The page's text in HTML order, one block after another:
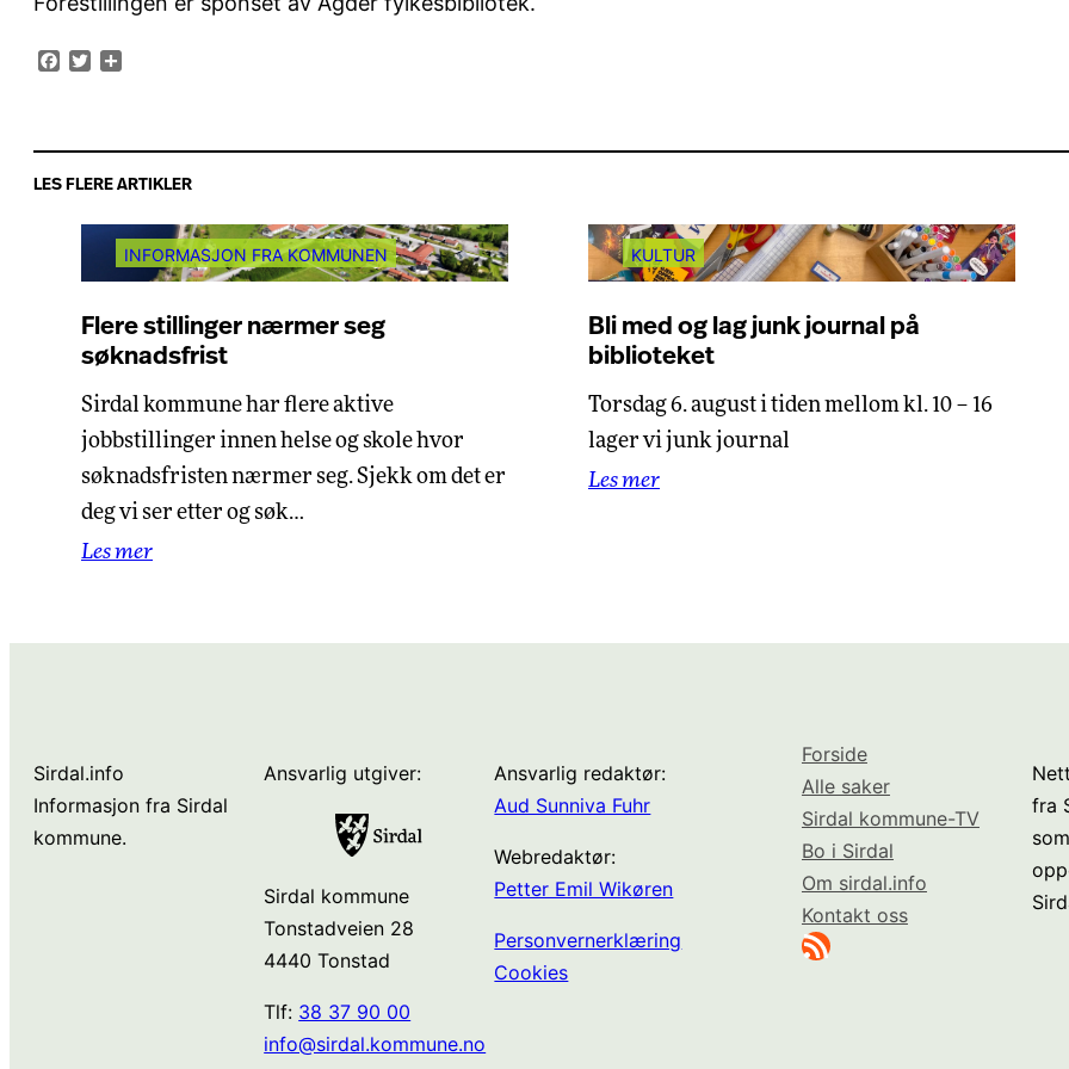
Facebook
Twitter
LES FLERE ARTIKLER
INFORMASJON FRA KOMMUNEN
Flere stillinger nærmer seg
søknadsfrist
Sirdal kommune har flere aktive
jobbstillinger innen helse og skole hvor
søknadsfristen nærmer seg. Sjekk om det er
deg vi ser etter og søk…
Les mer
KULTUR
Bli med og lag junk journal på
biblioteket
Torsdag 6. august i tiden mellom kl. 10 – 16
lager vi junk journal
Les mer
Sirdal.info
Informasjon fra Sirdal
kommune.
Ansvarlig utgiver:
Sirdal kommune
Tonstadveien 28
4440 Tonstad
Tlf: 38 37 90 00
info@sirdal.kommune.no
Ansvarlig redaktør:
Aud Sunniva Fuhr
Webredaktør:
Petter Emil Wikøren
Personvernerklæring
Cookies
Forside
Alle saker
Sirdal kommune-TV
Bo i Sirdal
Om sirdal.info
Kontakt oss
RSS-strøm
fra